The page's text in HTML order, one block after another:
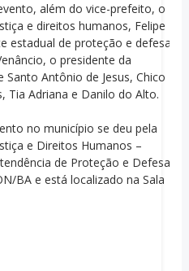
além do vice-prefeito, o
e direitos humanos, Felipe
estadual de proteção e defesa
o presidente da
Antônio de Jesus, Chico
Tia Adriana e Danilo do Alto.
no município se deu pela
e Direitos Humanos –
de Proteção e Defesa
BA e está localizado na Sala